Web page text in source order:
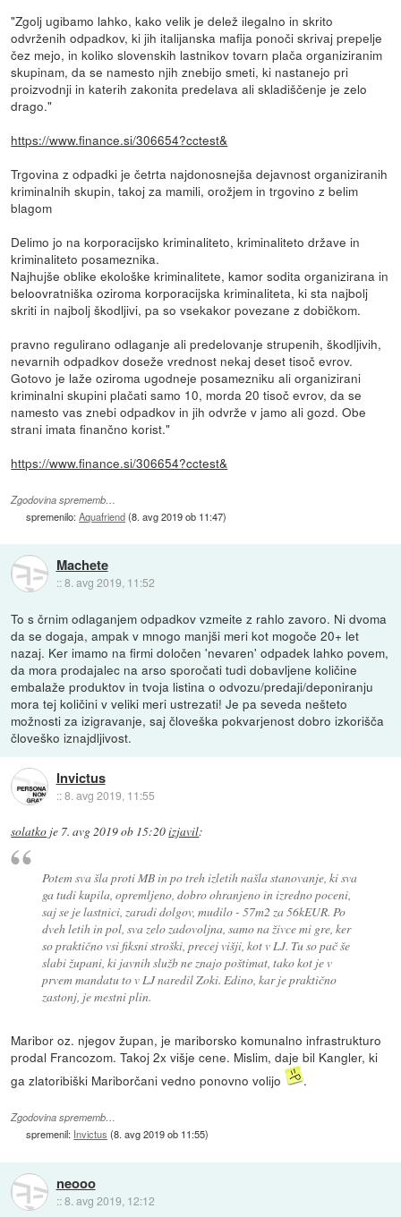
"Zgolj ugibamo lahko, kako velik je delež ilegalno in skrito
odvrženih odpadkov, ki jih italijanska mafija ponoči skrivaj prepelje
čez mejo, in koliko slovenskih lastnikov tovarn plača organiziranim
skupinam, da se namesto njih znebijo smeti, ki nastanejo pri
proizvodnji in katerih zakonita predelava ali skladiščenje je zelo
drago."
https://www.finance.si/306654?cctest&
Trgovina z odpadki je četrta najdonosnejša dejavnost organiziranih
kriminalnih skupin, takoj za mamili, orožjem in trgovino z belim
blagom
Delimo jo na korporacijsko kriminaliteto, kriminaliteto države in
kriminaliteto posameznika.
Najhujše oblike ekološke kriminalitete, kamor sodita organizirana in
beloovratniška oziroma korporacijska kriminaliteta, ki sta najbolj
skriti in najbolj škodljivi, pa so vsekakor povezane z dobičkom.
pravno regulirano odlaganje ali predelovanje strupenih, škodljivih,
nevarnih odpadkov doseže vrednost nekaj deset tisoč evrov.
Gotovo je laže oziroma ugodneje posamezniku ali organizirani
kriminalni skupini plačati samo 10, morda 20 tisoč evrov, da se
namesto vas znebi odpadkov in jih odvrže v jamo ali gozd. Obe
strani imata finančno korist."
https://www.finance.si/306654?cctest&
Zgodovina sprememb…
spremenilo:Aquafriend(8. avg 2019 ob 11:47)
Machete
::8. avg 2019, 11:52
To s črnim odlaganjem odpadkov vzmeite z rahlo zavoro. Ni dvoma
da se dogaja, ampak v mnogo manjši meri kot mogoče 20+ let
nazaj. Ker imamo na firmi določen 'nevaren' odpadek lahko povem,
da mora prodajalec na arso sporočati tudi dobavljene količine
embalaže produktov in tvoja listina o odvozu/predaji/deponiranju
mora tej količini v veliki meri ustrezati! Je pa seveda nešteto
možnosti za izigravanje, saj človeška pokvarjenost dobro izkorišča
človeško iznajdljivost.
Invictus
::8. avg 2019, 11:55
solatko je 7. avg 2019 ob 15:20izjavil:
Potem sva šla proti MB in po treh izletih našla stanovanje, ki sva
ga tudi kupila, opremljeno, dobro ohranjeno in izredno poceni,
saj se je lastnici, zaradi dolgov, mudilo - 57m2 za 56kEUR. Po
dveh letih in pol, sva zelo zadovoljna, samo na živce mi gre, ker
so praktično vsi fiksni stroški, precej višji, kot v LJ. Tu so pač še
slabi župani, ki javnih služb ne znajo poštimat, tako kot je v
prvem mandatu to v LJ naredil Zoki. Edino, kar je praktično
zastonj, je mestni plin.
Maribor oz. njegov župan, je mariborsko komunalno infrastrukturo
prodal Francozom. Takoj 2x višje cene. Mislim, daje bil Kangler, ki
ga zlatoribiški Mariborčani vedno ponovno volijo
.
Zgodovina sprememb…
spremenil: Invictus (8. avg 2019 ob 11:55)
neooo
::8. avg 2019, 12:12